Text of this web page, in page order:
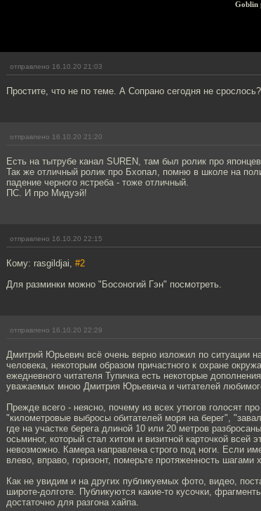
Goblin
отправлено 16.10.20 21:03
Простите, что не по теме. А Сопрано сегодня не срослось?
отправлено 16.10.20 21:20
Есть на тытрубе канал SUREN, там был ролик про
Так же отличный ролик про Бхопал, помню в школе на
падение черного ястреба - тоже отличный.
ПС. И про Мидуэй!
отправлено 16.10.20 22:15
Кому: rasgildjai, #2
Для разминки можно "Босоногий Гэн" посмотреть.
отправлено 16.10.20 22:29
Дмитрий Юрьевич всё очень верно изложил по ситуации
человека, некоторым образом причастного к охране
ежедневного читателя Тупичка есть некоторые
уважаемых мною Дмитрия Юрьевича и читателей
Прежде всего - неясно, почему из всех утюгов голосят
"километровые выбросы обитателей моря на берег",
где на участке берега длиной 10 или 20 метров
осьминог, который стал хитом и визитной карточкой всей
невозможно. Камера направлена строго под ноги. Если
влево, вправо, горизонт, померьте протяженность
Как не увидим и на других публикуемых фото, видео,
широте-долготе. Публикуются какие-то кусочки,
достаточно для разгона хайпа.